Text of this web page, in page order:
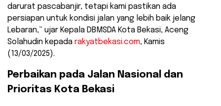
darurat pascabanjir, tetapi kami pastikan ada
persiapan untuk kondisi jalan yang lebih baik jelang
Lebaran,” ujar Kepala DBMSDA Kota Bekasi, Aceng
Solahudin kepada rakyatbekasi.com, Kamis
(13/03/2025).
Perbaikan pada Jalan Nasional dan
Prioritas Kota Bekasi